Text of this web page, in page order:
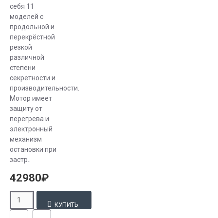
и косвенно
влияет на
защиту
экологии.
Самым
мощным из
шредеров в
линейке Kobra
является
уничтожитель
документов
Cyclon.
Одновременно
он в
состоянии
до 500
листов, с
себя 11
моделей с
продольной и
перекрёстной
резкой
различной
степени
секретности и
производительности.
Мотор имеет
защиту от
перегрева и
электронный
механизм
остановки при
застр..
42980₽
КУПИТЬ